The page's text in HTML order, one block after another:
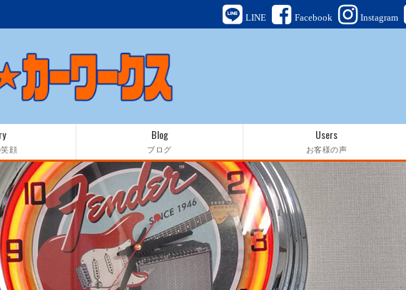
LINE Facebook Instagram
顔
Blog
ブログ
Users
お客様の声